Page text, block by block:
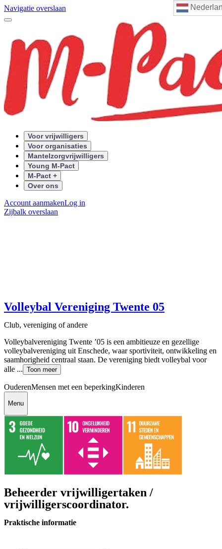
Navigatie overslaan
Voor vrijwilligers
Voor organisaties
Mantelzorgvrijwilligers
Young M-Pact
M-Pact +
Over ons
Account aanmakenLog in
Zijbalk overslaan
Volleybal Vereniging Twente 05
Club, vereniging of andere
Volleybalvereniging Twente ’05 is een ambitieuze en gezellige
volleybalvereniging uit Enschede, waar sportiviteit, ontwikkeling en
saamhorigheid centraal staan. De vereniging biedt volleybal voor
alle ... Toon meer
OuderenMensen met een beperkingKinderen
Menu
⁠Beheerder vrijwilligertaken /
vrijwilligerscoordinator.
Praktische informatie